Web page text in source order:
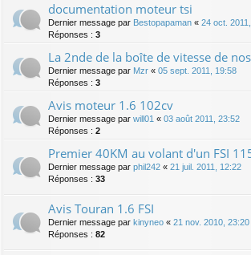
documentation moteur tsi
Dernier message par Bestopapaman « 24 oct.
Réponses : 3
La 2nde de la boîte de vitesse de nos
Dernier message par Mzr « 05 sept. 2011, 19:58
Réponses : 3
Avis moteur 1.6 102cv
Dernier message par will01 « 03 août 2011, 23:52
Réponses : 2
Premier 40KM au volant d'un FSI
Dernier message par phil242 « 21 juil. 2011, 12:22
Réponses : 33
Avis Touran 1.6 FSI
Dernier message par kinyneo « 21 nov. 2010, 23:20
Réponses : 82